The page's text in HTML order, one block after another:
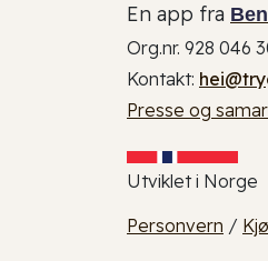
En app fra
Org.nr. 928 046
Kontakt:
Presse og
Utviklet i Norge
Personvern /